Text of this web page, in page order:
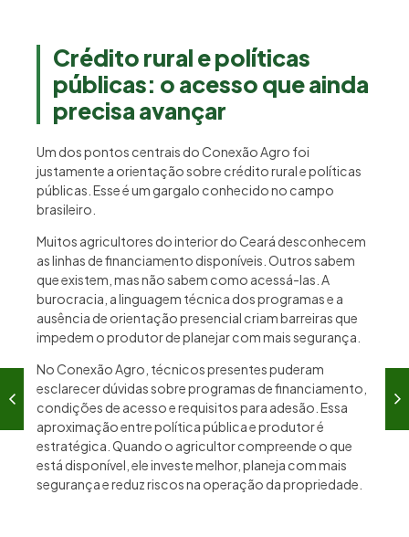
Crédito rural e políticas
públicas: o acesso que ainda
precisa avançar
Um dos pontos centrais do Conexão Agro foi
justamente a orientação sobre crédito rural e políticas
públicas. Esse é um gargalo conhecido no campo
brasileiro.
Muitos agricultores do interior do Ceará desconhecem
as linhas de financiamento disponíveis. Outros sabem
que existem, mas não sabem como acessá-las. A
burocracia, a linguagem técnica dos programas e a
ausência de orientação presencial criam barreiras que
impedem o produtor de planejar com mais segurança.
No Conexão Agro, técnicos presentes puderam
esclarecer dúvidas sobre programas de financiamento,
condições de acesso e requisitos para adesão. Essa
aproximação entre política pública e produtor é
estratégica. Quando o agricultor compreende o que
está disponível, ele investe melhor, planeja com mais
segurança e reduz riscos na operação da propriedade.